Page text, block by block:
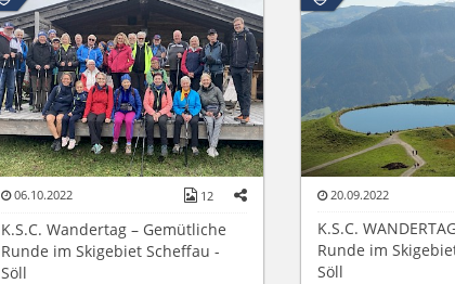
06.10.2022 12
K.S.C. Wandertag – Gemütliche
Runde im Skigebiet Scheffau -
Söll
20.09.2022
K.S.C.
Runde im
Söll